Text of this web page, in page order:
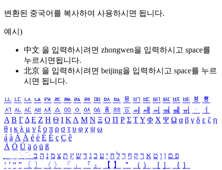
변환된 중국어를 복사하여 사용하시면 됩니다.
예시)
中文 을 입력하시려면 zhongwen을 입력하시고 space를
누르시면됩니다.
北京 을 입력하시려면 beijing을 입력하시고 space를 누르
시면 됩니다.
ㅥ ㅦ ㅧ ㅨ ㅩ ㅪ ㅫ ㅬ ㅭ ㅮ ㅯ ㅰ ㅱ ㅲ ㅳ ㅴ ㅵ ㅶ ㅷ ㅸ
ㅹ
ㅺ ㅻ ㅼ ㅽ ㅾ ㅿ ㆀ ㆁ ㆂ ㆃ ㆄ ㆅ ㆆ ㆇ ㆈ ㆉ ㆊ ㆋ ㆌ ㆍ
ㆎ
Α Β ΓΔ Ε Ζ Η Θ Ι ΚΛ Μ Ν Ξ Ο Π Ρ Σ ΤΥ Φ Χ Ψ Ω α β γ δ ε ζ η
θ ι κ λ μ ν ξ ο π ρ σ τ υ φ χ ψ ω
á à Á À é è É È ç Ç ê
Ä Ö Ü ä ö ü ß
ִֶֹ ֻּ ׁׂ פ ם ן ו ט א ר ק ף ך ל ח י ע כ ג ד ש ץ ת צ מ נ ה ב
‘ ’ “ ” 〔 〕 〈 〉 「 」 『 』 【 】 ＂ （ ） ［ ］ ｛ ｝